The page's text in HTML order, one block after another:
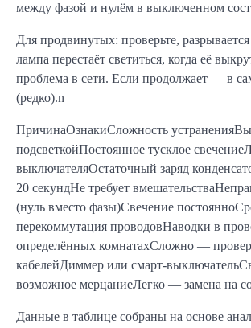
между фазой и нулём в выключенном
Для продвинутых: проверьте,
лампа перестаёт светиться, когда её
проблема в сети. Если продолжает — в
(редко).n
ПричинаОзнакиСложность
подсветкойПостоянное тусклое
выключателяОстаточный заряд
20 секундНе требует
(нуль вместо фазы)Свечение
перекоммутация проводовНаводки в
определённых комнатахСложно —
кабелейДиммер или смарт-
возможное мерцаниеЛегко — замена на
Данные в таблице собраны на основе